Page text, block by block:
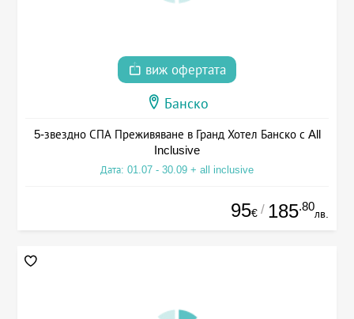
виж офертата
Банско
5-звездно СПА Преживяване в Гранд Хотел Банско с All
Inclusive
Дата: 01.07 - 30.09 + all inclusive
95€ / 185.80
лв.